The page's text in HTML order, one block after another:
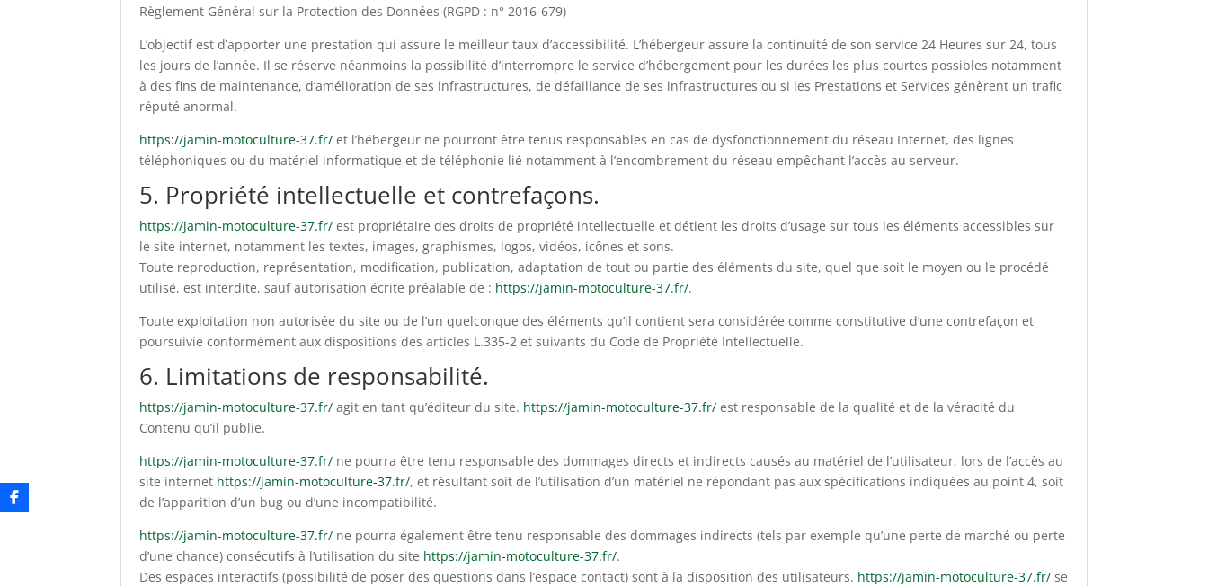
Règlement Général sur la Protection des Données (RGPD : n° 2016-679)
L’objectif est d’apporter une prestation qui assure le meilleur taux d’accessibilité. L’hébergeur assure la continuité de son service 24 Heures sur 24, tous
les jours de l’année. Il se réserve néanmoins la possibilité d’interrompre le service d’hébergement pour les durées les plus courtes possibles notamment
à des fins de maintenance, d’amélioration de ses infrastructures, de défaillance de ses infrastructures ou si les Prestations et Services génèrent un trafic
réputé anormal.
https://jamin-motoculture-37.fr/ et l’hébergeur ne pourront être tenus responsables en cas de dysfonctionnement du réseau Internet, des lignes
téléphoniques ou du matériel informatique et de téléphonie lié notamment à l’encombrement du réseau empêchant l’accès au serveur.
5. Propriété intellectuelle et contrefaçons.
https://jamin-motoculture-37.fr/ est propriétaire des droits de propriété intellectuelle et détient les droits d’usage sur tous les éléments accessibles sur
le site internet, notamment les textes, images, graphismes, logos, vidéos, icônes et sons.
Toute reproduction, représentation, modification, publication, adaptation de tout ou partie des éléments du site, quel que soit le moyen ou le procédé
utilisé, est interdite, sauf autorisation écrite préalable de : https://jamin-motoculture-37.fr/.
Toute exploitation non autorisée du site ou de l’un quelconque des éléments qu’il contient sera considérée comme constitutive d’une contrefaçon et
poursuivie conformément aux dispositions des articles L.335-2 et suivants du Code de Propriété Intellectuelle.
6. Limitations de responsabilité.
https://jamin-motoculture-37.fr/ agit en tant qu’éditeur du site. https://jamin-motoculture-37.fr/ est responsable de la qualité et de la véracité du
Contenu qu’il publie.
https://jamin-motoculture-37.fr/ ne pourra être tenu responsable des dommages directs et indirects causés au matériel de l’utilisateur, lors de l’accès au
site internet https://jamin-motoculture-37.fr/, et résultant soit de l’utilisation d’un matériel ne répondant pas aux spécifications indiquées au point 4, soit
de l’apparition d’un bug ou d’une incompatibilité.
https://jamin-motoculture-37.fr/ ne pourra également être tenu responsable des dommages indirects (tels par exemple qu’une perte de marché ou perte
d’une chance) consécutifs à l’utilisation du site https://jamin-motoculture-37.fr/.
Des espaces interactifs (possibilité de poser des questions dans l’espace contact) sont à la disposition des utilisateurs. https://jamin-motoculture-37.fr/ se